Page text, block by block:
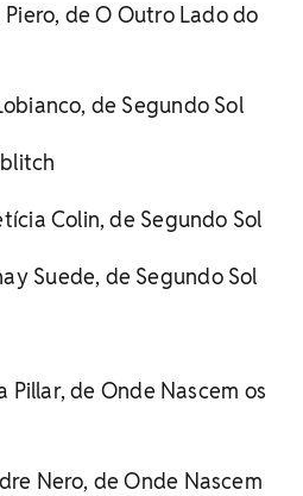
Piero, de O Outro Lado do
de Segundo Sol
Colin, de Segundo Sol
Suede, de Segundo Sol
Pillar, de Onde Nascem os
Nero, de Onde Nascem